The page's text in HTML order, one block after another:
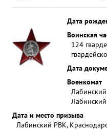
Дата
Воинская
124
Дата
Военкомат
Дата и место призыва
Лабинский РВК,